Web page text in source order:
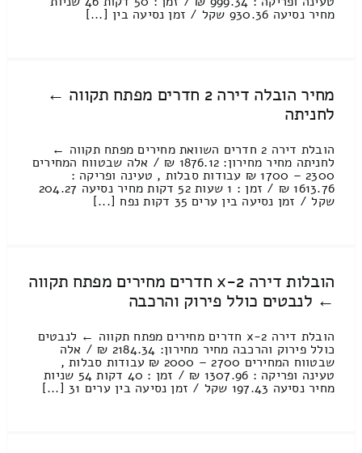
מחיר נסיעה 930.36 שקל / זמן נסיעה בין [...]
מחיר הובלה דירה 2 חדרים מפתח תקווה ←
לחניתה
הובלת דירה 2 חדרים השוואת מחירים מפתח תקווה ←
לחניתה מחיר מחירון: 1876.12 ₪ / אלה שבטווח המחירים
2300 – 1700 ₪ עבודות סבלות , טעינה ופריקה :
1613.76 ₪ / זמן : 1 שעות 52 דקות מחיר נסיעה 204.27
שקל / זמן נסיעה בין ערים 35 דקות נפח [...]
הובלות דירה 2-x חדרים מחירים מפתח תקווה
← לנבטים כולל פירוק והרכבה
הובלת דירה 2-x חדרים מחירים מפתח תקווה ← לנבטים
כולל פירוק והרכבה מחיר מחירון: 2184.34 ₪ / אלה
שבטווח המחירים 2700 – 2000 ₪ עבודות סבלות ,
טעינה ופריקה : 1307.96 ₪ / זמן : 40 דקות 54 שניות
מחיר נסיעה 197.43 שקל / זמן נסיעה בין ערים 31 [...]